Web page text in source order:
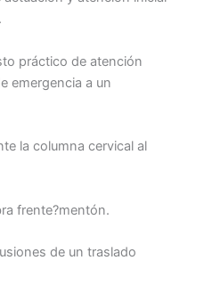
práctico de atención
emergencia a un
la columna cervical al
frente?mentón.
de un traslado